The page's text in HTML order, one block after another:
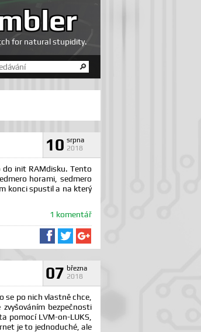
for natural stupidity.
10 srpna
2018
do init RAMdisku. Tento
horami, sedmero
konci spustil a na který
1 komentář
Sdílet na Facebooku
Sdílet na Twitteru
07 března
2018
po nich vlastně chce,
bezpečnosti
pomocí LVM-on-LUKS,
je to jednoduché, ale